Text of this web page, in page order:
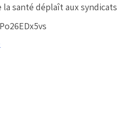
la santé déplaît aux syndicats